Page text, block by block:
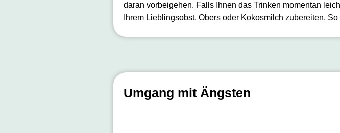
daran vorbeigehen. Falls Ihnen das Trinken momentan
Ihrem Lieblingsobst, Obers oder Kokosmilch zubereiten.
Umgang mit Ängsten